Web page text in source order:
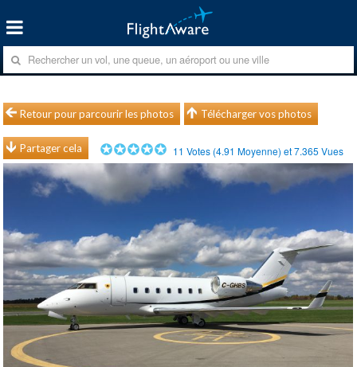
Retour pour parcourir les photos Télécharger vos photos
Partager cela 11 Votes (4.91 Moyenne) et7.365 Vues